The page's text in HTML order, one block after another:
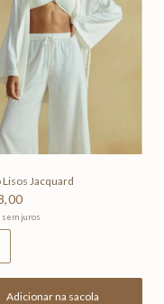
Jacquard
,00
sem juros
Adicionar na sacola